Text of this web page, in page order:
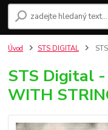
Úvod STS DIGITAL
STS Digital
WITH